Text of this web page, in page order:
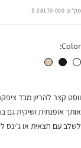
בהנחה
מק"ט: 28170-000-S
Color:
ווסט הריון גלי לבן ווסט הריון גלי שחורווסט הריון גלי חול
ווסט קצר להריון מבד
אותך אופנתית ושיקית גם
לשלב עם חצאית או ג'ינס